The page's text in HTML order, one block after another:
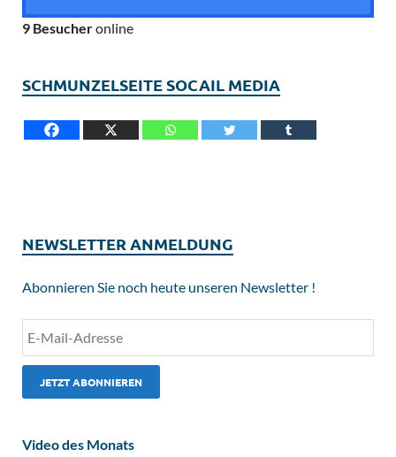
9 Besucheronline
SCHMUNZELSEITE SOCAIL MEDIA
NEWSLETTER ANMELDUNG
Abonnieren Sie noch heute unseren Newsletter !
Video des Monats